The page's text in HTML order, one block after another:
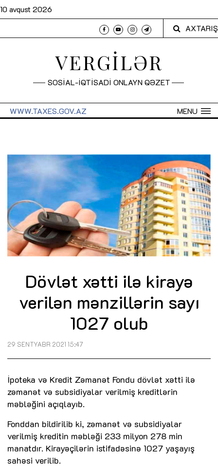
10 avqust 2026
AXTARIŞ
VERGİLƏR
SOSİAL-İQTİSADİ ONLAYN QƏZET
MENU
WWW.TAXES.GOV.AZ
Dövlət xətti ilə kirayə
verilən mənzillərin sayı
1027 olub
29 SENTYABR 2021 15:47
İpoteka və Kredit Zəmanət Fondu dövlət xətti ilə
zəmanət və subsidiyalar verilmiş kreditlərin
məbləğini açıqlayıb.
Fonddan bildirilib ki, zəmanət və subsidiyalar
verilmiş kreditin məbləği 233 milyon 278 min
manatdır. Kirayəçilərin istifadəsinə 1027 yaşayış
sahəsi verilib.